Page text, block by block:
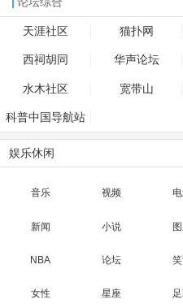
天涯社区 猫扑网
西祠胡同 华声论坛
水木社区 宽带山
科普中国导航站
娱乐休闲
音乐 视频
新闻 小说
NBA 论坛
女性 星座